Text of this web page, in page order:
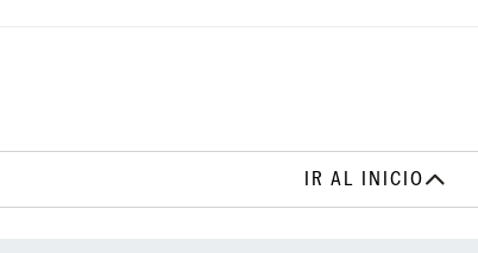
IR AL INICIO